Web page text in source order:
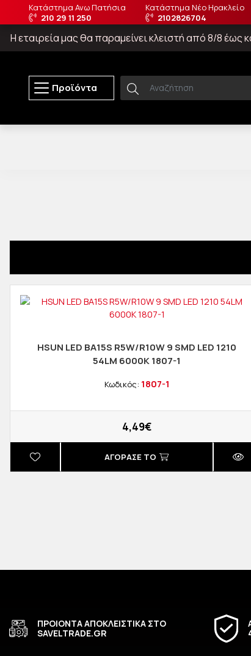
Κατάστημα Ανω Πατήσια
210 29 11 250
Κατάστημα Νέο Ηρακλείο
2102826704
Η εταιρεία μας θα παραμείνει κλειστή από 8/8
Προϊόντα
HSUN LED BA15S R5W/R10W 9 SMD LED 1210
54LM 6000K 1807-1
Κωδικός: 1807-1
4,49€
ΑΓΟΡΑΣΈ ΤΟ
ΠΡΟΙΟΝΤΑ ΑΠΟΚΛΕΙΣΤΙΚΑ ΣΤΟ
SAVELTRADE.GR